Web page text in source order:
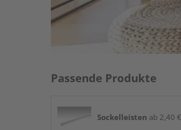
Passende Produkte
Sockelleisten ab 2,40